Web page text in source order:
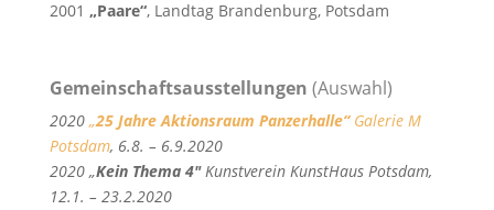
2001 „Paare“, Landtag Brandenburg, Potsdam
Gemeinschaftsausstellungen (Auswahl)
2020 „25 Jahre Aktionsraum Panzerhalle“ Galerie M
Potsdam, 6.8. – 6.9.2020
2020 „Kein Thema 4″Kunstverein KunstHaus Potsdam,
12.1. – 23.2.2020